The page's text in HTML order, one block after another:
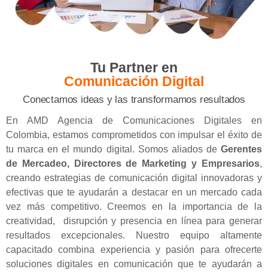
Tu Partner en
Comunicación Digital
Conectamos ideas y las transformamos resultados
En AMD Agencia de Comunicaciones Digitales en
Colombia, estamos comprometidos con impulsar el éxito de
tu marca en el mundo digital. Somos aliados deGerentes
de Mercadeo, Directores de Marketing y Empresarios,
creando estrategias de comunicación digital innovadoras y
efectivas que te ayudarán a destacar en un mercado cada
vez más competitivo. Creemos en la importancia de la
creatividad, disrupción y presencia en línea para generar
resultados excepcionales. Nuestro equipo altamente
capacitado combina experiencia y pasión para ofrecerte
soluciones digitales en comunicación que te ayudarán a